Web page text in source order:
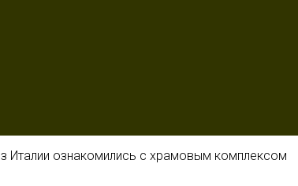
Италии ознакомились с храмовым комплексом